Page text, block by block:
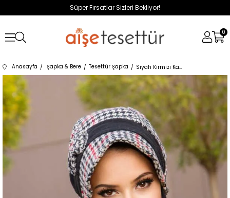
Süper Fırsatlar Sizleri Bekliyor!
0
Anasayfa Şapka & Bere Tesettür Şapka Siyah Kırmızı Kazayağı Fiyonk Aksesuarlı Tesettür Şapka